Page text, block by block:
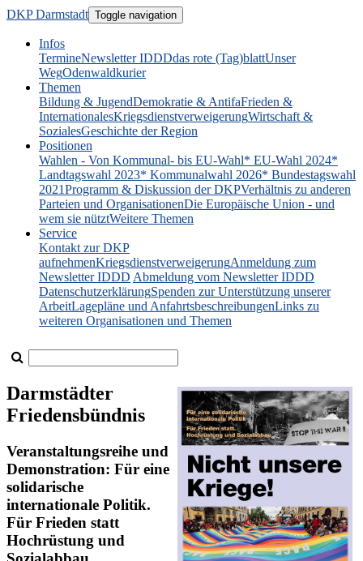
DKP Darmstadt Toggle navigation
Infos
TermineNewsletter IDDDdas rote (Tag)blattUnser
WegOdenwaldkurier
Themen
Bildung & JugendDemokratie & AntifaFrieden &
InternationalesKriegsdienstverweigerungWirtschaft &
SozialesGeschichte der Region
Positionen
Wahlen - Von Kommunal- bis EU-Wahl* EU-Wahl 2024*
Landtagswahl 2023* Kommunalwahl 2026* Bundestagswahl
2021Programm & Diskussion der DKPVerhältnis zu anderen
Parteien und OrganisationenDie Europäische Union - und
wem sie nütztWeitere Themen
Service
Kontakt zur DKP
aufnehmenKriegsdienstverweigerungAnmeldung zum
Newsletter IDDD Abmeldung vom Newsletter IDDD
DatenschutzerklärungSpenden zur Unterstützung unserer
ArbeitLagepläne und AnfahrtsbeschreibungenLinks zu
weiteren Organisationen und Themen
Darmstädter
Friedensbündnis
Veranstaltungsreihe und
Demonstration: Für eine
solidarische
internationale Politik.
Für Frieden statt
Hochrüstung und